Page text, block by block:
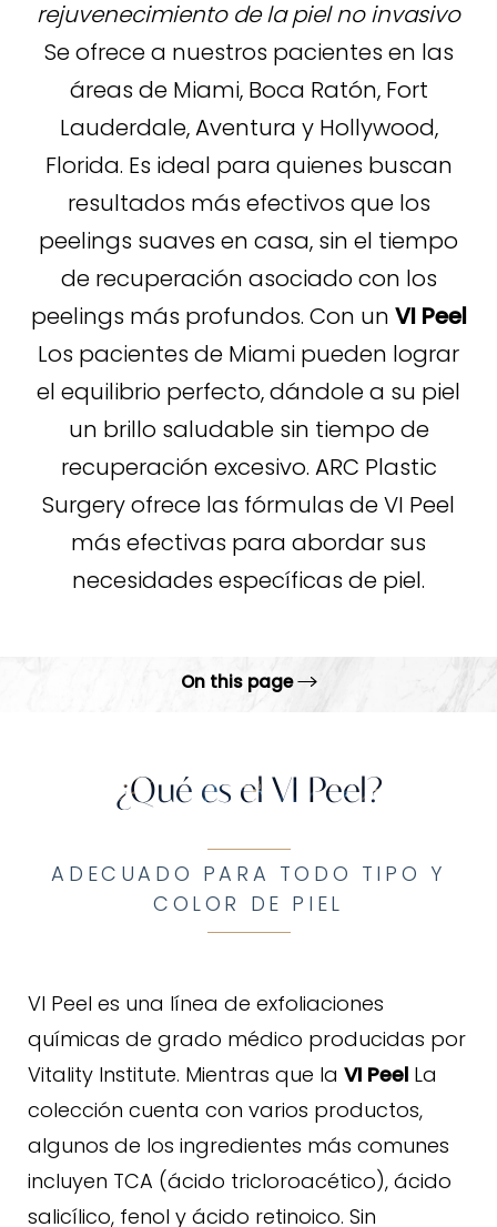
rejuvenecimiento de la piel no invasivo
Se ofrece a nuestros pacientes en las
áreas de Miami, Boca Ratón, Fort
Lauderdale, Aventura y Hollywood,
Florida. Es ideal para quienes buscan
resultados más efectivos que los
peelings suaves en casa, sin el tiempo
de recuperación asociado con los
peelings más profundos. Con un VI Peel
Los pacientes de Miami pueden lograr
el equilibrio perfecto, dándole a su piel
un brillo saludable sin tiempo de
recuperación excesivo. ARC Plastic
Surgery ofrece las fórmulas de VI Peel
más efectivas para abordar sus
necesidades específicas de piel.
On this page
Beneficios peeling VI
Resultados
Experiencia
Consulta
¿Qué es el VI Peel?
ADECUADO PARA TODO TIPO Y
COLOR DE PIEL
VI Peel es una línea de exfoliaciones
químicas de grado médico producidas por
Vitality Institute. Mientras que la VI Peel La
colección cuenta con varios productos,
algunos de los ingredientes más comunes
incluyen TCA (ácido tricloroacético), ácido
salicílico, fenol y ácido retinoico. Sin